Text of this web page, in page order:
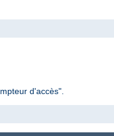
d'accès".